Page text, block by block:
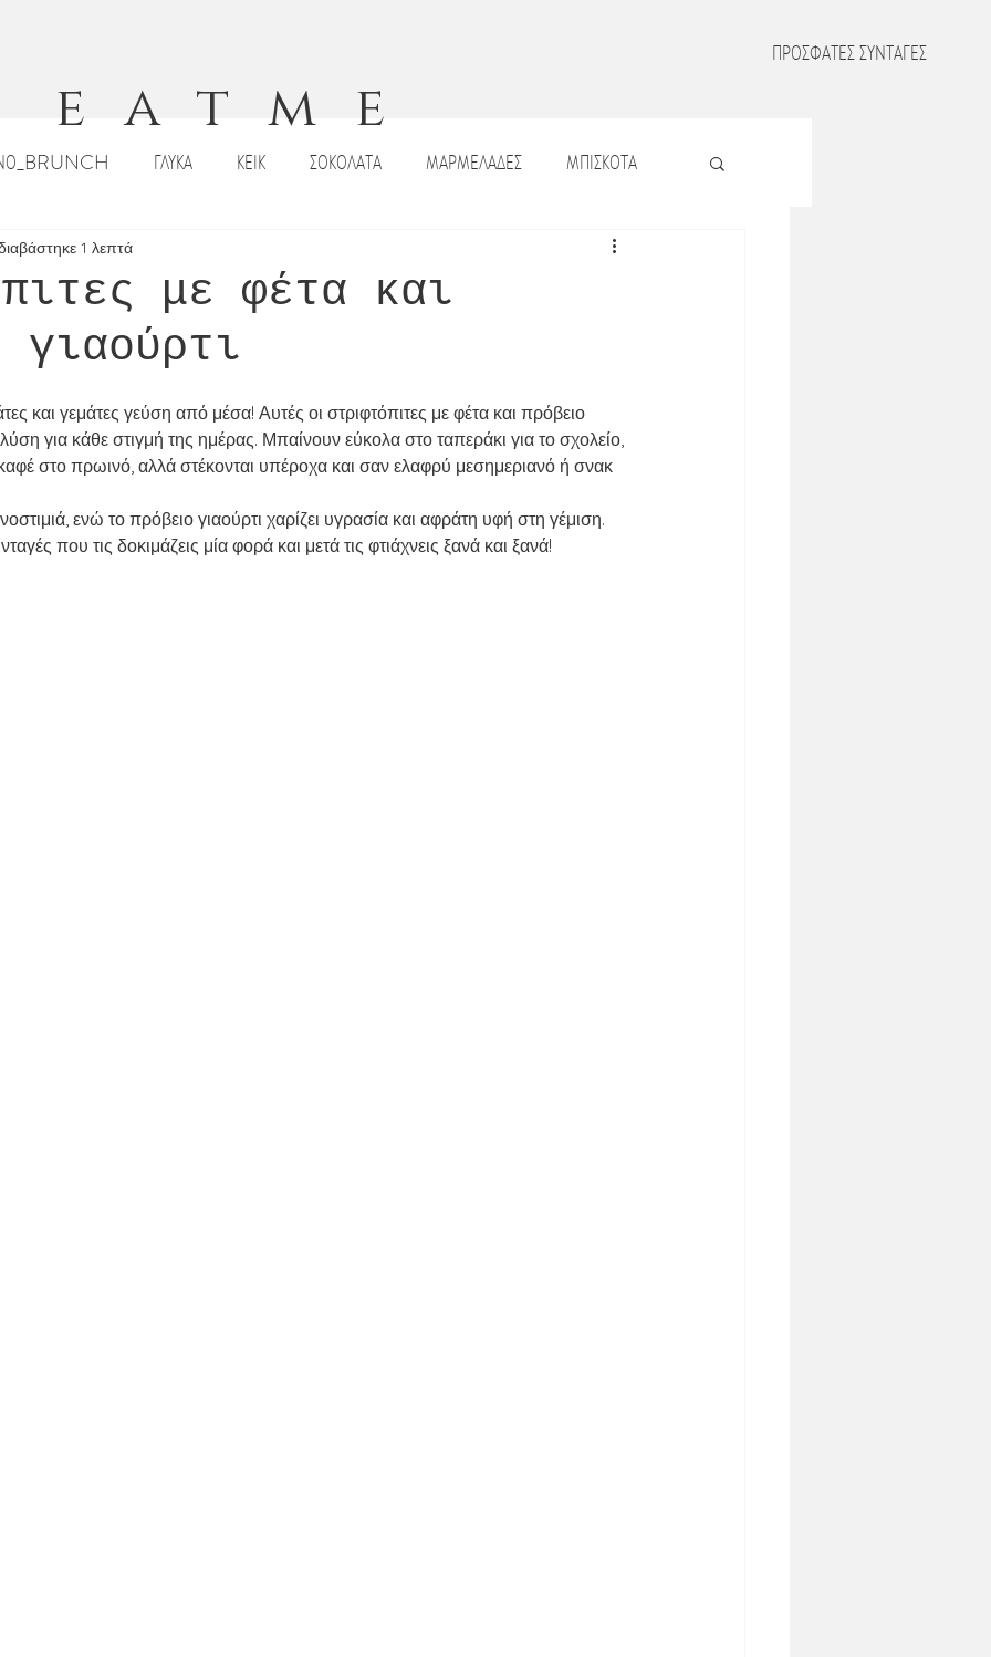
ΠΡΟΣΦΑΤΕΣ ΣΥΝΤΑΓΕΣ
eatme
ΓΛΥΚΑ ΚΕΙΚ ΣΟΚΟΛΑΤΑ ΜΑΡΜΕΛΑΔΕΣ ΜΠΙΣΚΟΤΑ
ΠΙΤΣΕΣ_ΠΕΪΝΕΡΛΙ
ΣΥΝΤΑΓΕΣ
ΠΑΡΑΔΟΣΙΑΚΑ ΓΛΥΚΑ ΠΑΡΑΔΟΣΙΑΚΕΣ ΣΥΝΤΑΓΕΣ ΡΟΦΗΜΑΤΑ
ΤΡΑΠΕΖΙ ΤΑΠΕΡΑΚΙ ΤΟΥ ΓΡΑΦΕΙΟΥ/ΣΧΟΛΕΙΟΥ
με φέτα και
γιαούρτι
1 λεπτά
και γεμάτες γεύση από μέσα! Αυτές οι στριφτόπιτες με φέτα και πρόβειο
λύση για κάθε στιγμή της ημέρας. Μπαίνουν εύκολα στο ταπεράκι για το σχολείο,
στο πρωινό, αλλά στέκονται υπέροχα και σαν ελαφρύ μεσημεριανό ή σνακ
ενώ το πρόβειο γιαούρτι χαρίζει υγρασία και αφράτη υφή στη γέμιση.
που τις δοκιμάζεις μία φορά και μετά τις φτιάχνεις ξανά και ξανά!